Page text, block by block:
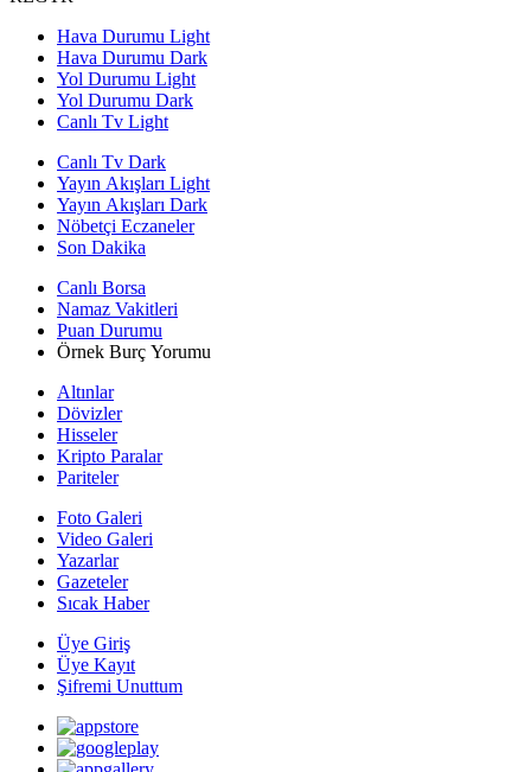
Hava Durumu Light
Hava Durumu Dark
Yol Durumu Light
Yol Durumu Dark
Canlı Tv Light
Canlı Tv Dark
Yayın Akışları Light
Yayın Akışları Dark
Nöbetçi Eczaneler
Son Dakika
Canlı Borsa
Namaz Vakitleri
Puan Durumu
Örnek Burç Yorumu
Altınlar
Dövizler
Hisseler
Kripto Paralar
Pariteler
Foto Galeri
Video Galeri
Yazarlar
Gazeteler
Sıcak Haber
Üye Giriş
Üye Kayıt
Şifremi Unuttum